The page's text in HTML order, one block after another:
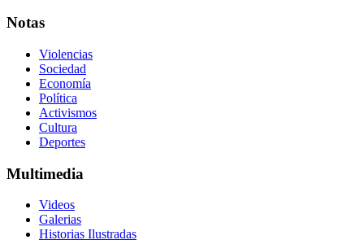
Notas
Violencias
Sociedad
Economía
Política
Activismos
Cultura
Deportes
Multimedia
Videos
Galerias
Historias Ilustradas